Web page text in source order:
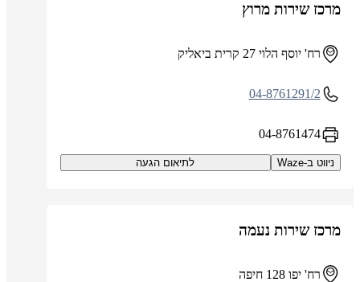
מרכז שירות מרוץ
רח' יוסף הלוי 27 קרית ביאליק
04-8761291/2
04-8761474
ניווט ב-Waze לתיאום הגעה
מרכז שירות נעמה
רח' יפו 128 חיפה